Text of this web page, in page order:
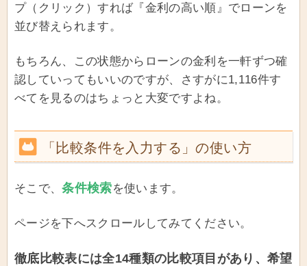
プ（クリック）すれば『金利の高い順』でローンを
並び替えられます。
もちろん、この状態からローンの金利を一軒ずつ確
認していってもいいのですが、さすがに1,116件す
べてを見るのはちょっと大変ですよね。
「比較条件を入力する」の使い方
そこで、条件検索を使います。
ページを下へスクロールしてみてください。
徹底比較表には全14種類の比較項目があり、希望